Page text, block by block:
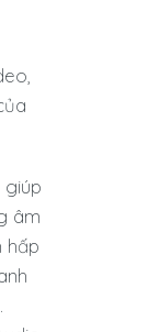
giúp
âm
hấp